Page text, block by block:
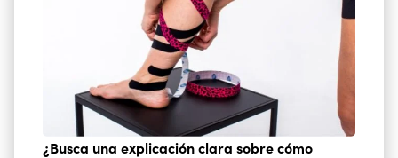
¿Busca una explicación clara sobre cómo